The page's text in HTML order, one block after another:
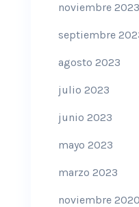
noviembre 2023
septiembre
agosto 2023
julio 2023
junio 2023
mayo 2023
marzo 2023
noviembre 2020